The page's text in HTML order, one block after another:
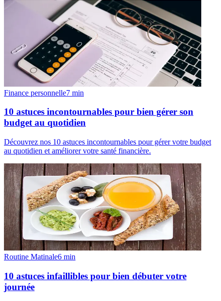
Finance personnelle7 min
10 astuces incontournables pour bien gérer son
budget au quotidien
Découvrez nos 10 astuces incontournables pour gérer votre budget
au quotidien et améliorer votre santé financière.
Routine Matinale6 min
10 astuces infaillibles pour bien débuter votre
journée